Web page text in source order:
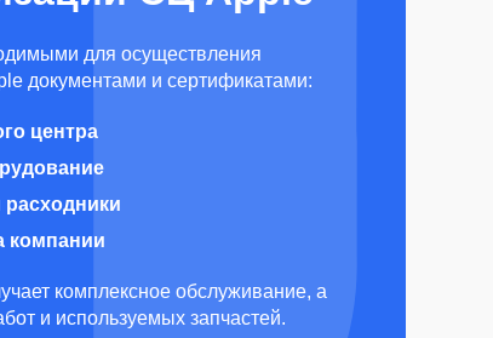
для осуществления
документами и сертификатами:
центра
компании
комплексное обслуживание, а
и используемых запчастей.